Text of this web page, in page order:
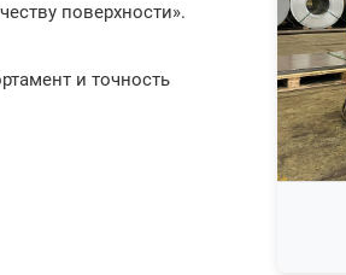
поверхности».
и точность